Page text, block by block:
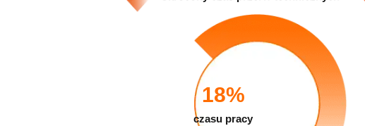
czasu pracy
18%